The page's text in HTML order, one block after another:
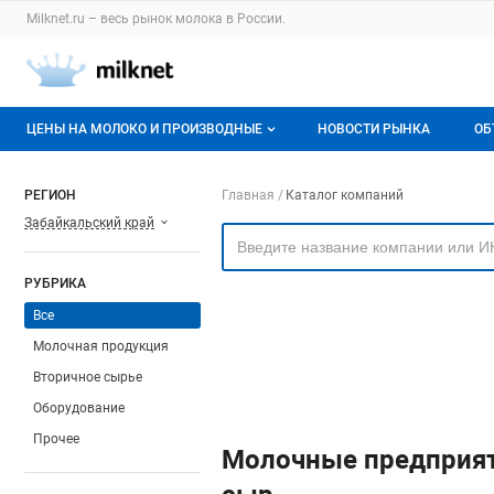
Раздел навигации по сайту milknet.ru
Milknet.ru – весь рынок молока в России.
Авторизация и меню пользователя
Навигация по разделам сайта milknet.ru
ЦЕНЫ НА МОЛОКО И ПРОИЗВОДНЫЕ
О мониторингах
Актуальные мониторинги
Динамика цен
НОВОСТИ РЫНКА
РЕГИОН
Забайкальский край
РУБРИКА
Все
Молочная продукция
Вторичное сырье
Оборудование
Прочее
Навигация по
Главная Каталог компаний
Молочные